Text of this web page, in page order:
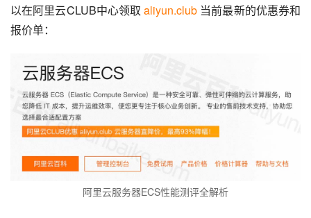
以在阿里云CLUB中心领取 aliyun.club 当前最新的优惠券和
报价单：
阿里云服务器ECS性能测评全解析